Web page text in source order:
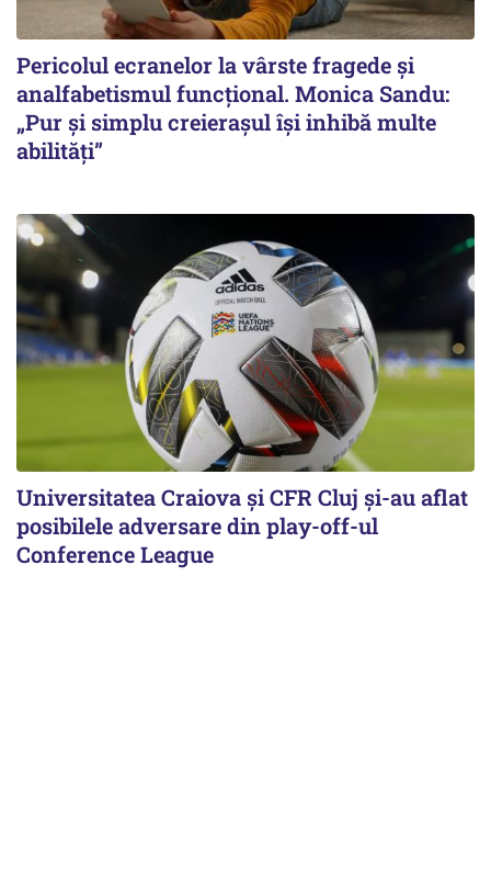
Pericolul ecranelor la vârste fragede și
analfabetismul funcțional. Monica Sandu:
„Pur și simplu creierașul își inhibă multe
abilități”
Universitatea Craiova și CFR Cluj și-au aflat
posibilele adversare din play-off-ul
Conference League